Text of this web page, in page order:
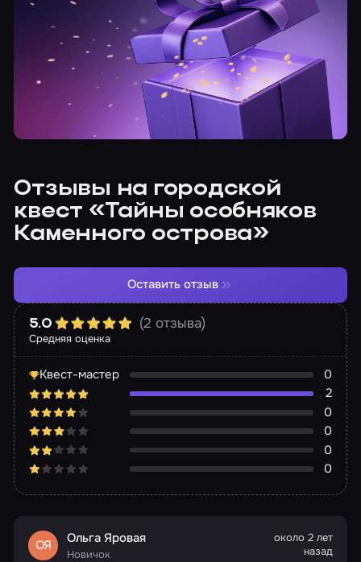
Отзывы на городской
квест «Тайны особняков
Каменного острова»
Средняя оценка
5.0 (2 отзыва)
Квест-мастер
0
2
0
0
0
0
Оставить отзыв
ОЯ Ольга Яровая
Новичок
около 2 лет
назад